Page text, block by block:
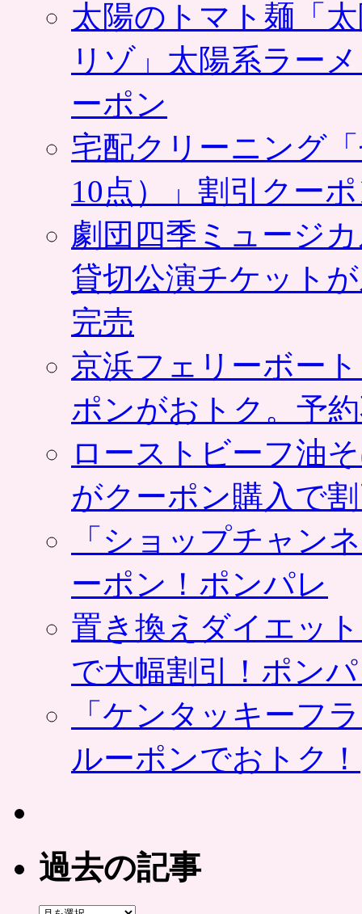
太陽のトマト麺「
リゾ」太陽系ラー
ーポン
宅配クリーニング
10点）」割引クー
劇団四季ミュージ
貸切公演チケット
完売
京浜フェリーボー
ポンがおトク。予
ローストビーフ油
がクーポン購入で
「ショップチャン
ーポン！ポンパレ
置き換えダイエッ
で大幅割引！ポン
「ケンタッキーフ
ルーポンでおトク！
過去の記事